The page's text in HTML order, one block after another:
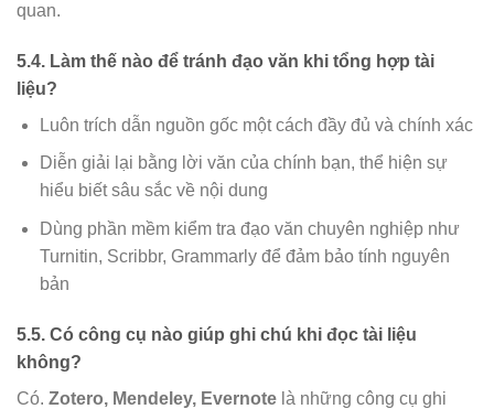
quan.
5.4. Làm thế nào để tránh đạo văn khi tổng hợp tài
liệu?
Luôn trích dẫn nguồn gốc một cách đầy đủ và chính xác
Diễn giải lại bằng lời văn của chính bạn, thể hiện sự
hiểu biết sâu sắc về nội dung
Dùng phần mềm kiểm tra đạo văn chuyên nghiệp như
Turnitin, Scribbr, Grammarly để đảm bảo tính nguyên
bản
5.5. Có công cụ nào giúp ghi chú khi đọc tài liệu
không?
Có. Zotero, Mendeley, Evernote là những công cụ ghi